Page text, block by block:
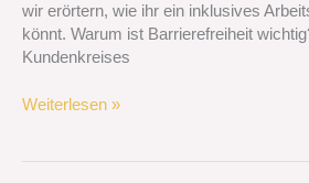
wir erörtern, wie ihr ein inklusives
könnt. Warum ist Barrierefreiheit
Kundenkreises
Weiterlesen »